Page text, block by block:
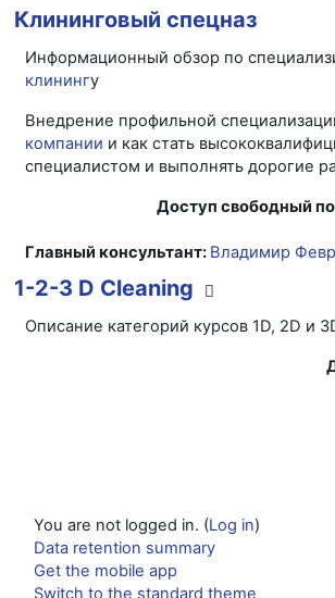
Клининговый спецназ
Информационный обзор по
клинингу
Внедрение профильной
компании и как стать
специалистом и выполнять дорогие
Доступ свободный
Главный консультант: Владимир
1-2-3 D Cleaning
Описание категорий курсов 1D, 2D и
You are not logged in. (Log in)
Data retention summary
Get the mobile app
Switch to the standard theme